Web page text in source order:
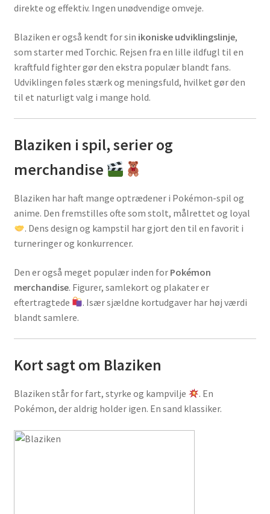
direkte og effektiv. Ingen unødvendige omveje.
Blaziken er også kendt for sin ikoniske udviklingslinje,
som starter med Torchic. Rejsen fra en lille ildfugl til en
kraftfuld fighter gør den ekstra populær blandt fans.
Udviklingen føles stærk og meningsfuld, hvilket gør den
til et naturligt valg i mange hold.
Blaziken i spil, serier og
merchandise
Blaziken har haft mange optrædener i Pokémon-spil og
anime. Den fremstilles ofte som stolt, målrettet og loyal
. Dens design og kampstil har gjort den til en favorit i
turneringer og konkurrencer.
Den er også meget populær inden for Pokémon
merchandise. Figurer, samlekort og plakater er
eftertragtede
. Især sjældne kortudgaver har høj værdi
blandt samlere.
Kort sagt om Blaziken
Blaziken står for fart, styrke og kampvilje
. En
Pokémon, der aldrig holder igen. En sand klassiker.